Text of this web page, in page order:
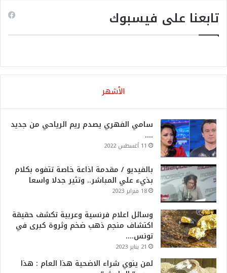
تابعنا على فيسبوك
الأشهر
سامي الفهري يصدم ريم الرياحي من جديد
….
11 أغسطس 2022
بالفيديو / مقدمة اذاعة خاصة تتفوه بكلام
بذيء علي المباشر.. وتثير جدلا واسعا
18 فبراير 2023
وسائل اعلام فرنسية وعربية تكشف حقيقة
اكتشاف منجم ذهب ضخم وثروة كبرى في
تونس….
21 يناير 2023
لمن ينوي شراء الاضحية هذا العام : هذا